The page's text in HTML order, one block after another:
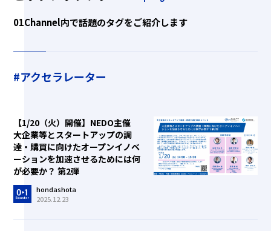
01Channel内で話題のタグをご紹介します
#アクセラレーター
【1/20（火）開催】NEDO主催
大企業等とスタートアップの調
達・購買に向けたオープンイノベ
ーションを加速させるためには何
が必要か？ 第2弾
hondashota
2025.12.23